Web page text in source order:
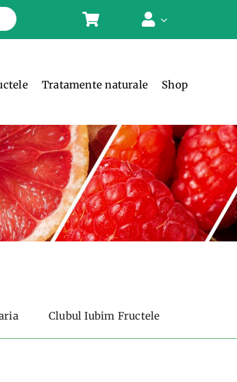
Tratamente naturale Shop
Clubul Iubim Fructele